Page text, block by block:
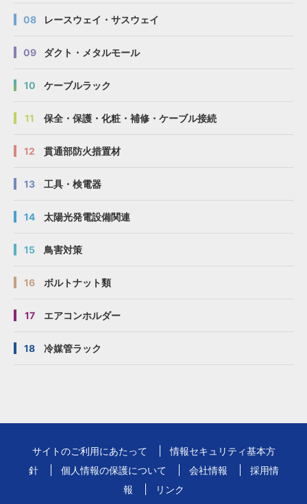
08 レースウェイ・サスウェイ
09 ダクト・メタルモール
10 ケーブルラック
11 保全・保護・化粧・補修・ケーブル接続
12 貫通部防火措置材
13 工具・検電器
14 太陽光発電設備関連
15 鳥害対策
16 ボルトナット類
17 エアコンホルダー
18 冷媒管ラック
サイトのご利用にあたって
情報セキュリティ基本方
針
個人情報の保護について 会社情報
採用情
報
リンク